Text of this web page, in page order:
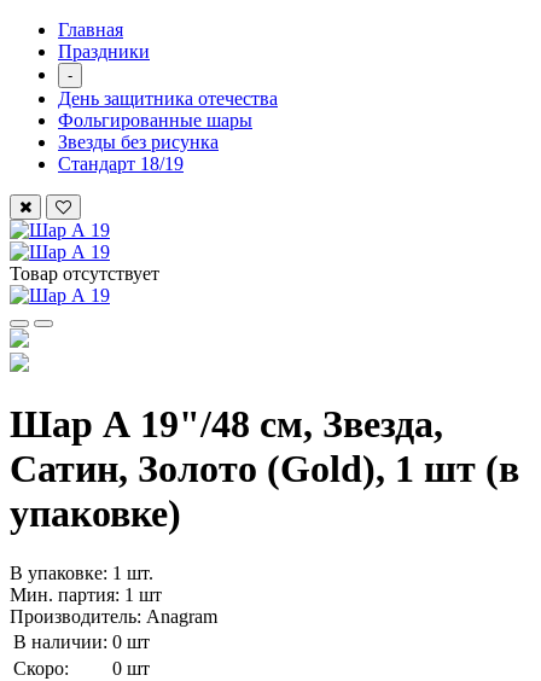
Главная
Праздники
-
День защитника отечества
Фольгированные шары
Звезды без рисунка
Стандарт 18/19
Товар отсутствует
Шар А 19"/48 см, Звезда,
Сатин, Золото (Gold), 1 шт (в
упаковке)
В упаковке: 1 шт.
Мин. партия: 1 шт
Производитель: Anagram
В наличии: 0 шт
Скоро:
0 шт